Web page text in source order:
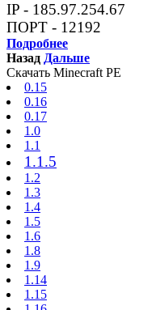
IP - 185.97.254.67
ПОРТ - 12192
Подробнее
Назад Дальше
Скачать Minecraft PE
0.15
0.16
0.17
1.0
1.1
1.1.5
1.2
1.3
1.4
1.5
1.6
1.8
1.9
1.14
1.15